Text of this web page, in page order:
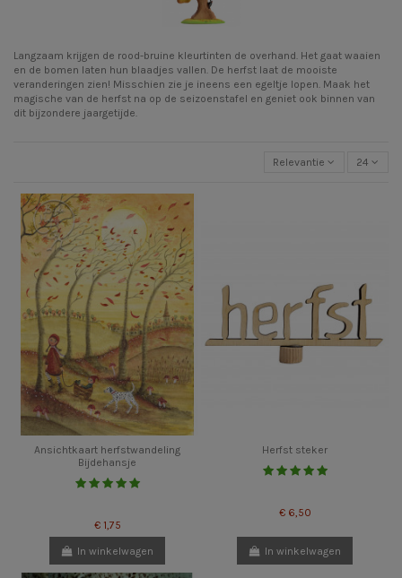
Langzaam krijgen de rood-bruine kleurtinten de overhand. Het gaat waaien
en de bomen laten hun blaadjes vallen. De herfst laat de mooiste
veranderingen zien! Misschien zie je ineens een egeltje lopen. Maak het
magische van de herfst na op de seizoenstafel en geniet ook binnen van
dit bijzondere jaargetijde.
Relevantie 24
Ansichtkaart herfstwandeling
Bijdehansje
€ 1,75
In winkelwagen
Herfst steker
€ 6,50
In winkelwagen